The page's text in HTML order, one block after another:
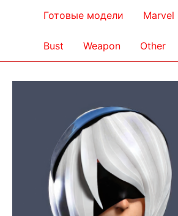
Готовые модели Marvel
Bust Weapon Other